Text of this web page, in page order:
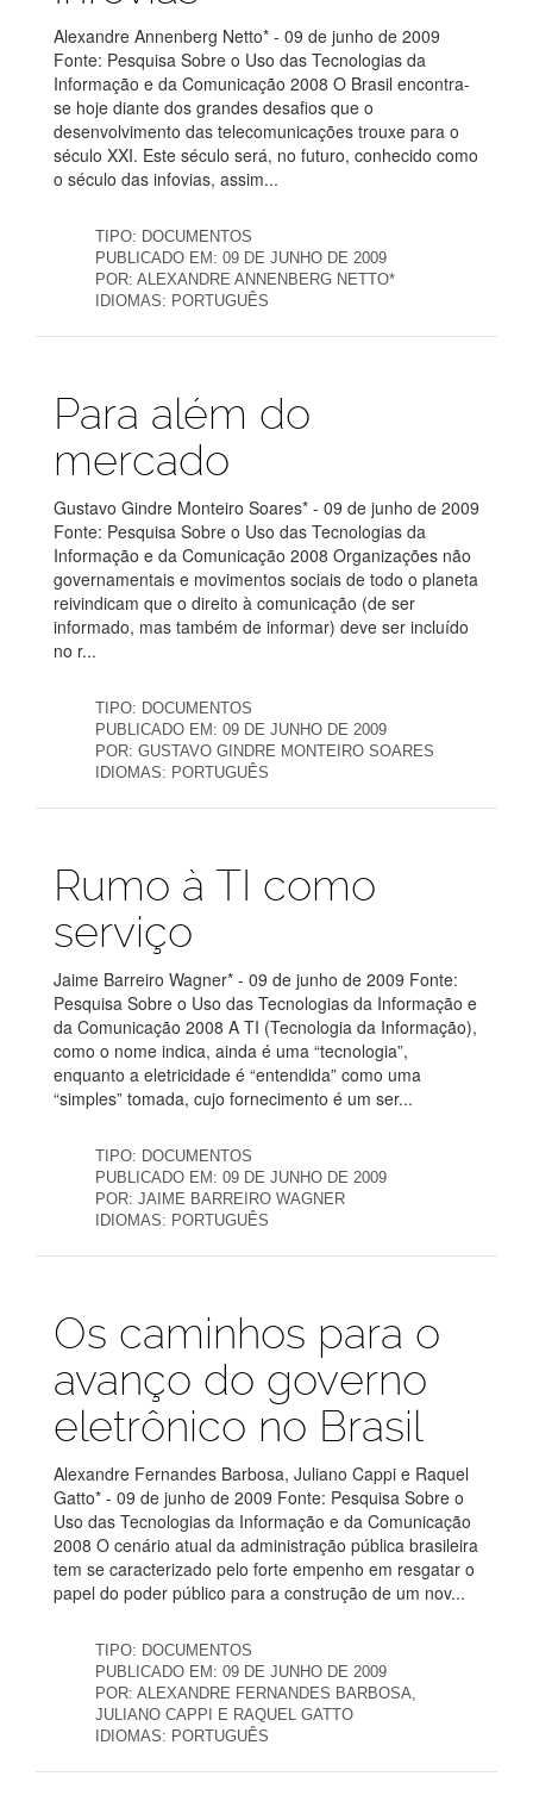
Alexandre Annenberg Netto* - 09 de junho de 2009
Fonte: Pesquisa Sobre o Uso das Tecnologias da
Informação e da Comunicação 2008 O Brasil encontra-
se hoje diante dos grandes desafios que o
desenvolvimento das telecomunicações trouxe para o
século XXI. Este século será, no futuro, conhecido como
o século das infovias, assim...
TIPO: DOCUMENTOS
PUBLICADO EM: 09 DE JUNHO DE 2009
POR: ALEXANDRE ANNENBERG NETTO*
IDIOMAS: PORTUGUÊS
Publicações
Para além do
mercado
Gustavo Gindre Monteiro Soares* - 09 de junho de 2009
Fonte: Pesquisa Sobre o Uso das Tecnologias da
Informação e da Comunicação 2008 Organizações não
governamentais e movimentos sociais de todo o planeta
reivindicam que o direito à comunicação (de ser
informado, mas também de informar) deve ser incluído
no r...
TIPO: DOCUMENTOS
PUBLICADO EM: 09 DE JUNHO DE 2009
POR: GUSTAVO GINDRE MONTEIRO SOARES
IDIOMAS: PORTUGUÊS
Publicações
Rumo à TI como
serviço
Jaime Barreiro Wagner* - 09 de junho de 2009 Fonte:
Pesquisa Sobre o Uso das Tecnologias da Informação e
da Comunicação 2008 A TI (Tecnologia da Informação),
como o nome indica, ainda é uma “tecnologia”,
enquanto a eletricidade é “entendida” como uma
“simples” tomada, cujo fornecimento é um ser...
TIPO: DOCUMENTOS
PUBLICADO EM: 09 DE JUNHO DE 2009
POR: JAIME BARREIRO WAGNER
IDIOMAS: PORTUGUÊS
Publicações
Os caminhos para o
avanço do governo
eletrônico no Brasil
Alexandre Fernandes Barbosa, Juliano Cappi e Raquel
Gatto* - 09 de junho de 2009 Fonte: Pesquisa Sobre o
Uso das Tecnologias da Informação e da Comunicação
2008 O cenário atual da administração pública brasileira
tem se caracterizado pelo forte empenho em resgatar o
papel do poder público para a construção de um nov...
TIPO: DOCUMENTOS
PUBLICADO EM: 09 DE JUNHO DE 2009
POR: ALEXANDRE FERNANDES BARBOSA,
JULIANO CAPPI E RAQUEL GATTO
IDIOMAS: PORTUGUÊS